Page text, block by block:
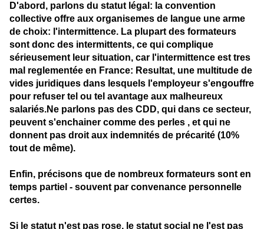
D'abord, parlons du statut légal: la convention
collective offre aux organisemes de langue une arme
de choix: l'intermittence. La plupart des formateurs
sont donc des intermittents, ce qui complique
sérieusement leur situation, car l'intermittence est tres
mal reglementée en France: Resultat, une multitude de
vides juridiques dans lesquels l'employeur s'engouffre
pour refuser tel ou tel avantage aux malheureux
salariés.Ne parlons pas des CDD, qui dans ce secteur,
peuvent s'enchainer comme des perles , et qui ne
donnent pas droit aux indemnités de précarité (10%
tout de même).
Enfin, précisons que de nombreux formateurs sont en
temps partiel - souvent par convenance personnelle
certes.
Si le statut n'est pas rose, le statut social ne l'est pas